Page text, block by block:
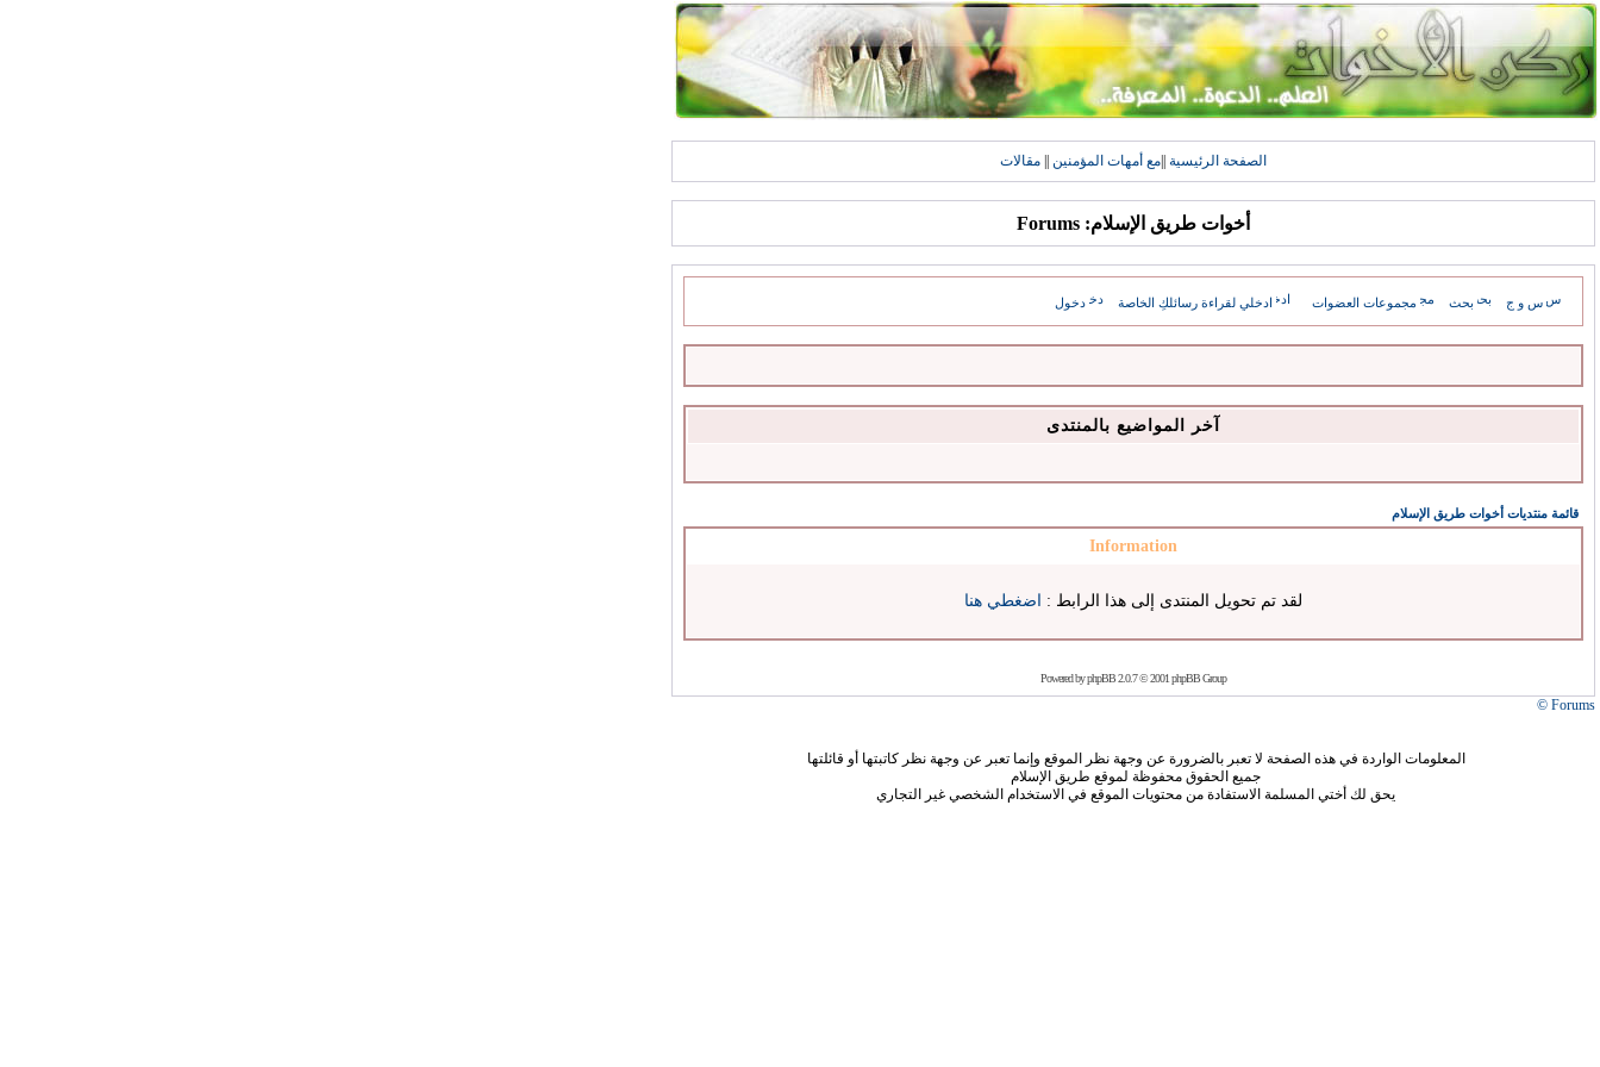
الصفحة الرئيسية مع أمهات المؤمنين مقالات
أخوات طريق الإسلام: Forums
س و ج بحث مجموعات العضوات ادخلي لقراءة رسائلكِ الخاصة دخول
آخر المواضيع بالمنتدى
قائمة منتديات أخوات طريق الإسلام
Information
لقد تم تحويل المنتدى إلى هذا الرابط : اضغطي هنا
Powered byphpBB2.0.7 © 2001 phpBB Group
Forums ©
المعلومات الواردة في هذه الصفحة لا تعبر بالضرورة عن وجهة نظر الموقع وإنما تعبر عن وجهة نظر كاتبتها أو قائلتها
جميع الحقوق محفوظة لموقع طريق الإسلام
يحق لك أختي المسلمة الاستفادة من محتويات الموقع في الاستخدام الشخصي غير التجاري